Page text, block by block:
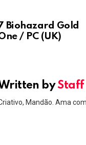
Biohazard Gold
/ PC (UK)
byStaff
Mandão. Ama